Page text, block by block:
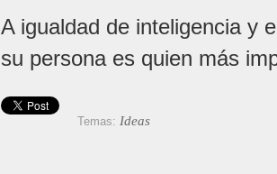
A igualdad de inteligencia y
su persona es quien más
Temas: Ideas